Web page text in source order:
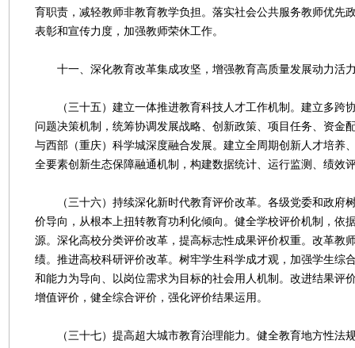
育职责，减轻教师非教育教学负担。落实社会公共服务教师优先
表彰和宣传力度，加强教师荣休工作。
十一、深化教育改革集成攻坚，增强教育高质量发展动力活
（三十五）建立一体推进教育科技人才工作机制。建立多跨
问题决策机制，统筹协调发展战略、创新政策、项目任务、资金
与西部（重庆）科学城深度融合发展。建立全周期创新人才培养
全要素创新生态保障融通机制，构建数据统计、运行监测、绩效
（三十六）持续深化新时代教育评价改革。各级党委和政府
价导向，从根本上扭转教育功利化倾向。健全学校评价机制，依
源。深化高校分类评价改革，提高标志性成果评价权重。改革教
绩。推进高校科研评价改革。树牢学生科学成才观，加强学生综
和能力为导向、以岗位需求为目标的社会用人机制。改进结果评
增值评价，健全综合评价，强化评价结果运用。
（三十七）提高超大城市教育治理能力。健全教育地方性法